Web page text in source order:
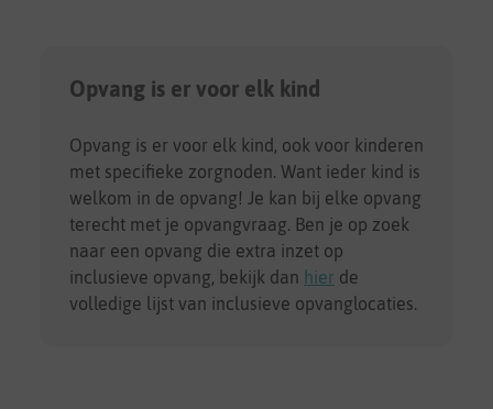
Opvang is er voor elk kind
Opvang is er voor elk kind, ook voor kinderen
met specifieke zorgnoden. Want ieder kind is
welkom in de opvang! Je kan bij elke opvang
terecht met je opvangvraag. Ben je op zoek
naar een opvang die extra inzet op
inclusieve opvang, bekijk dan hier de
volledige lijst van inclusieve opvanglocaties.